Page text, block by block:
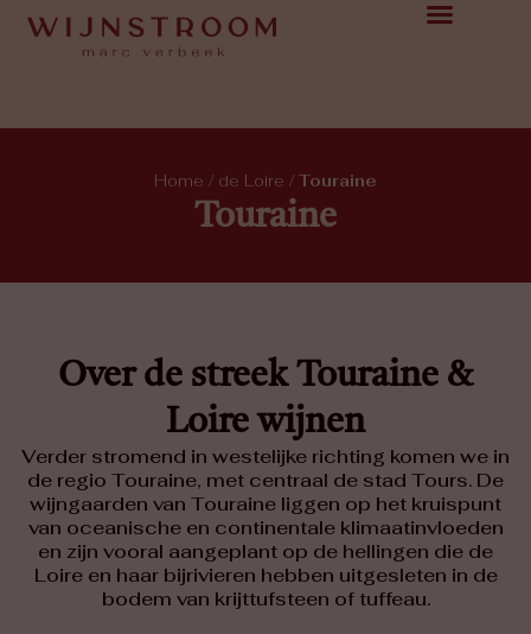
Home / de Loire / Touraine
Touraine
Over de streek Touraine &
Loire wijnen
Verder stromend in westelijke richting komen we in
de regio Touraine, met centraal de stad Tours. De
wijngaarden van Touraine liggen op het kruispunt
van oceanische en continentale klimaatinvloeden
en zijn vooral aangeplant op de hellingen die de
Loire en haar bijrivieren hebben uitgesleten in de
bodem van krijttufsteen of tuffeau.